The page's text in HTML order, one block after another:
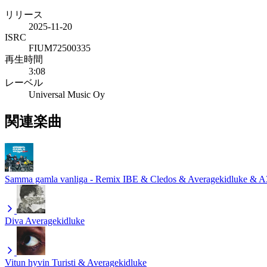
リリース
2025-11-20
ISRC
FIUM72500335
再生時間
3:08
レーベル
Universal Music Oy
関連楽曲
Samma gamla vanliga - Remix IBE & Cledos & Averagekidluke &
Diva Averagekidluke
Vitun hyvin Turisti & Averagekidluke